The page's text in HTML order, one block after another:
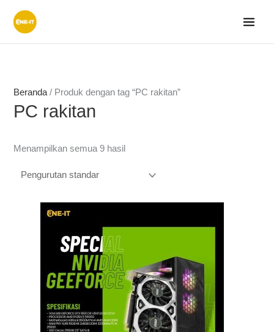
Beranda/ Produk dengan tag “PC rakitan”
PC rakitan
Menampilkan semua 9 hasil